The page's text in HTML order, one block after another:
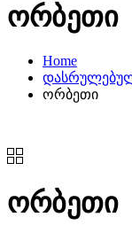
ორბეთი
Home
ორბეთი
ორბეთი